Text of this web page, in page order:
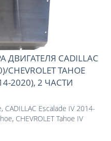
ДВИГАТЕЛЯ CADILLAC
CHEVROLET TAHOE
2020), 2 ЧАСТИ
, CADILLAC Escalade IV 2014-
, CHEVROLET Tahoe IV